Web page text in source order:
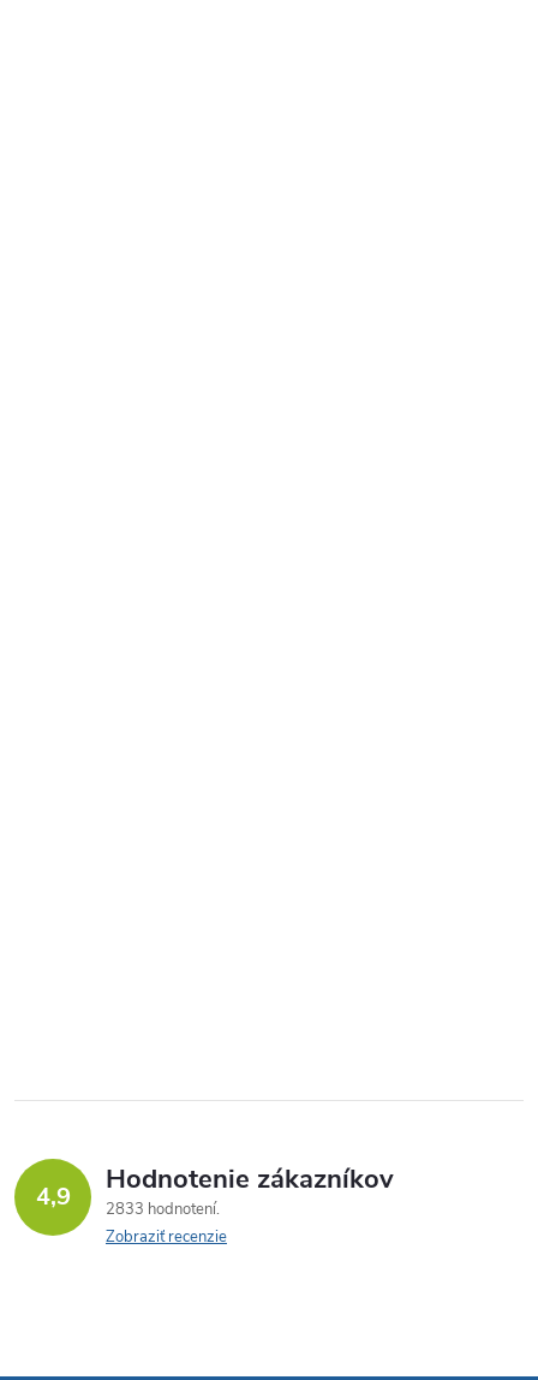
4,9 Hodnotenie zákazníkov
2833 hodnotení
Zobraziť recenzie